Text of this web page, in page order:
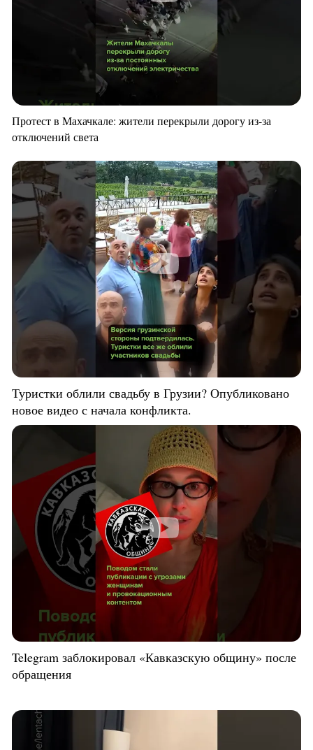
Протест в Махачкале: жители перекрыли дорогу из-за
отключений света
Туристки облили свадьбу в Грузии? Опубликовано
новое видео с начала конфликта.
Telegram заблокировал «Кавказскую общину» после
обращения